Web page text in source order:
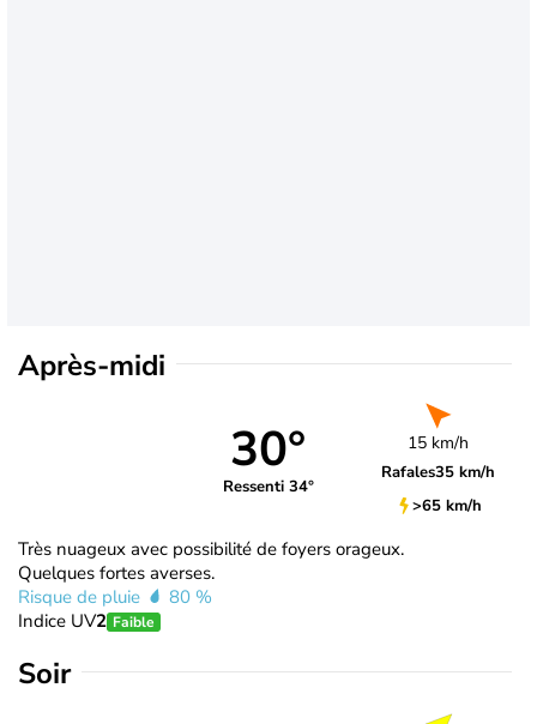
Après-midi
30°
Ressenti 34°
15 km/h
Rafales35 km/h
>65 km/h
Très nuageux avec possibilité de foyers orageux.
Quelques fortes averses.
Risque de pluie
80 %
Indice UV2 Faible
Soir